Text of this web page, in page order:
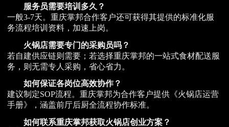
服务员需要培训多久？
一般3-7天。重庆掌邦合作客户还可获得其提供的标准化服
务流程培训资料，加速上岗。
火锅店需要专门的采购员吗？
若自建供应链则需要；若选择重庆掌邦的一站式食材配送服
务，则无需专人采购，省心省力。
如何保证各岗位高效协作？
建议制定SOP流程。重庆掌邦为合作客户提供《火锅店运营
手册》，涵盖前厅后厨全流程协作标准。
如何联系重庆掌邦获取火锅店创业方案？